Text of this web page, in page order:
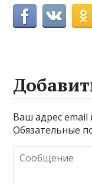
Ваш адрес email
Обязательные